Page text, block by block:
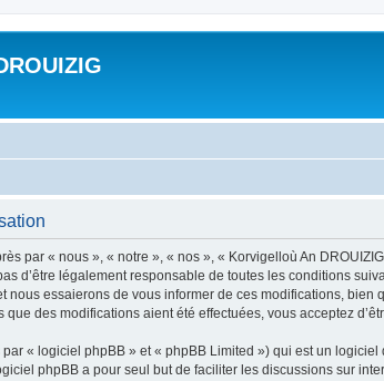
par « nous », « notre », « nos », « Korvigelloù An
d’être légalement responsable de toutes les conditions
nous essaierons de vous informer de ces modifications,
des modifications aient été effectuées, vous acceptez
« logiciel phpBB » et « phpBB Limited ») qui est un
phpBB a pour seul but de faciliter les discussions sur